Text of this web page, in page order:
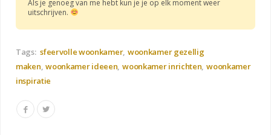
Als je genoeg van me hebt kun je je op elk moment weer
uitschrijven.
Tags: sfeervolle woonkamer woonkamer gezellig
maken woonkamer ideeen woonkamer inrichten woonkamer
inspiratie